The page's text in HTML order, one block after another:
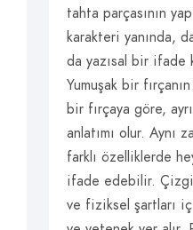
tahta parçasının
karakteri yanında,
da yazısal bir ifade
Yumuşak bir
bir fırçaya göre,
anlatımı olur. Aynı
farklı özelliklerde
ifade edebilir.
ve fiziksel şartları